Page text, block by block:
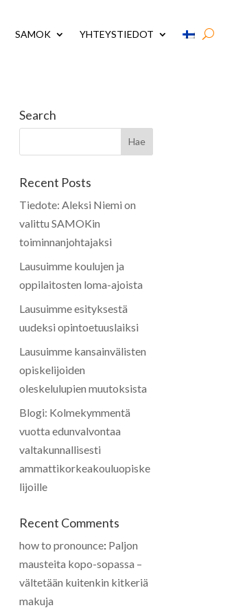
SAMOK YHTEYSTIEDOT
Search
Recent Posts
Tiedote: Aleksi Niemi on
valittu SAMOKin
toiminnanjohtajaksi
Lausuimme koulujen ja
oppilaitosten loma-ajoista
Lausuimme esityksestä
uudeksi opintoetuuslaiksi
Lausuimme kansainvälisten
opiskelijoiden
oleskelulupien muutoksista
Blogi: Kolmekymmentä
vuotta edunvalvontaa
valtakunnallisesti
ammattikorkeakouluopiske
lijoille
Recent Comments
how to pronounce: Paljon
mausteita kopo-sopassa –
vältetään kuitenkin kitkeriä
makuja